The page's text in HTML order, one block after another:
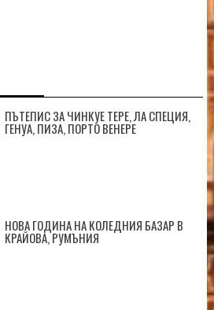
ПЪТЕПИС ЗА ЧИНКУЕ ТЕРЕ, ЛА СПЕЦИЯ,
ГЕНУА, ПИЗА, ПОРТО ВЕНЕРЕ
НОВА ГОДИНА НА КОЛЕДНИЯ БАЗАР В
КРАЙОВА, РУМЪНИЯ